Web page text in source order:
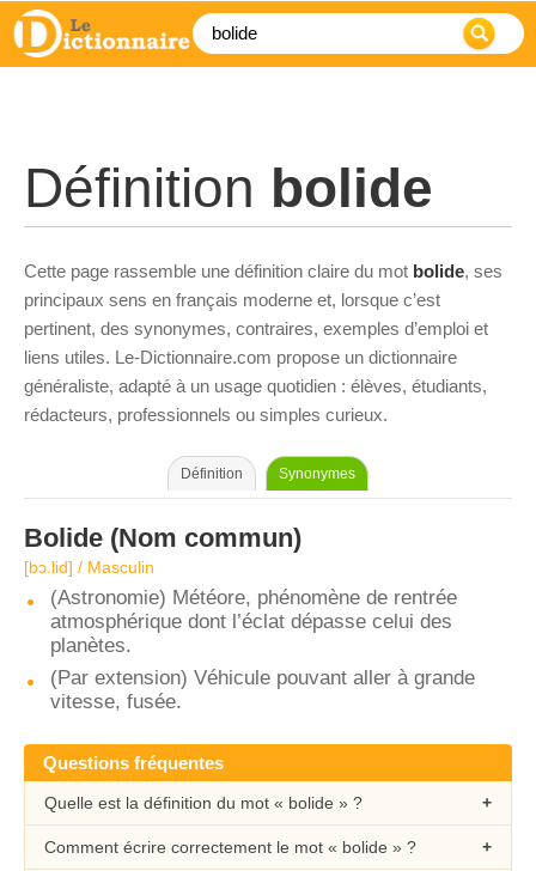
Définition bolide
Cette page rassemble une définition claire du mot bolide, ses
principaux sens en français moderne et, lorsque c’est
pertinent, des synonymes, contraires, exemples d’emploi et
liens utiles. Le-Dictionnaire.com propose un dictionnaire
généraliste, adapté à un usage quotidien : élèves, étudiants,
rédacteurs, professionnels ou simples curieux.
Définition Synonymes
Bolide (Nom commun)
[bɔ.lid] / Masculin
(Astronomie) Météore, phénomène de rentrée
atmosphérique dont l’éclat dépasse celui des
planètes.
(Par extension) Véhicule pouvant aller à grande
vitesse, fusée.
Questions fréquentes
Quelle est la définition du mot « bolide » ?
Comment écrire correctement le mot « bolide » ?